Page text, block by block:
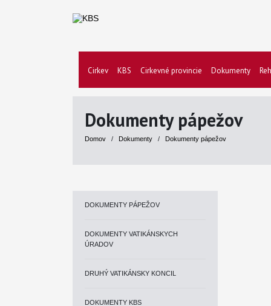
Cirkev KBS Cirkevné provincie Dokumenty
Dokumenty pápežov
Domov / Dokumenty / Dokumenty pápežov
DOKUMENTY PÁPEŽOV
DOKUMENTY VATIKÁNSKYCH
ÚRADOV
DRUHÝ VATIKÁNSKY KONCIL
DOKUMENTY KBS